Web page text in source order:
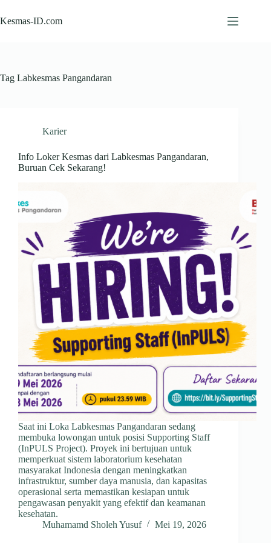
to
content
Kesmas-ID.com
Tag Labkesmas Pangandaran
Karier
Info Loker Kesmas dari Labkesmas Pangandaran,
Buruan Cek Sekarang!
Saat ini Loka Labkesmas Pangandaran sedang
membuka lowongan untuk posisi Supporting Staff
(InPULS Project). Proyek ini bertujuan untuk
memperkuat sistem laboratorium kesehatan
masyarakat Indonesia dengan meningkatkan
infrastruktur, sumber daya manusia, dan kapasitas
operasional serta memastikan kesiapan untuk
pengawasan penyakit yang efektif dan keamanan
kesehatan.
Muhamamd Sholeh Yusuf
Mei 19, 2026